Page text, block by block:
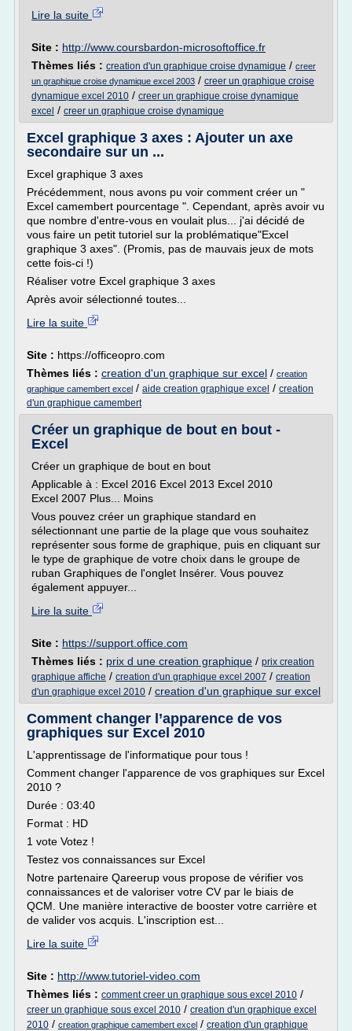
Lire la suite
Site : http://www.coursbardon-microsoftoffice.fr
Thèmes liés : creation d'un graphique croise dynamique / creer
un graphique croise dynamique excel 2003 / creer un graphique croise
dynamique excel 2010 / creer un graphique croise dynamique
excel / creer un graphique croise dynamique
Excel graphique 3 axes : Ajouter un axe
secondaire sur un ...
Excel graphique 3 axes
Précédemment, nous avons pu voir comment créer un "
Excel camembert pourcentage ". Cependant, après avoir vu
que nombre d'entre-vous en voulait plus... j'ai décidé de
vous faire un petit tutoriel sur la problématique"Excel
graphique 3 axes". (Promis, pas de mauvais jeux de mots
cette fois-ci !)
Réaliser votre Excel graphique 3 axes
Après avoir sélectionné toutes...
Lire la suite
Site : https://officeopro.com
Thèmes liés : creation d'un graphique sur excel / creation
graphique camembert excel / aide creation graphique excel / creation
d'un graphique camembert
Créer un graphique de bout en bout -
Excel
Créer un graphique de bout en bout
Applicable à : Excel 2016 Excel 2013 Excel 2010
Excel 2007 Plus... Moins
Vous pouvez créer un graphique standard en
sélectionnant une partie de la plage que vous souhaitez
représenter sous forme de graphique, puis en cliquant sur
le type de graphique de votre choix dans le groupe de
ruban Graphiques de l'onglet Insérer. Vous pouvez
également appuyer...
Lire la suite
Site : https://support.office.com
Thèmes liés : prix d une creation graphique / prix creation
graphique affiche / creation d'un graphique excel 2007 / creation
d'un graphique excel 2010 / creation d'un graphique sur excel
Comment changer l’apparence de vos
graphiques sur Excel 2010
L'apprentissage de l'informatique pour tous !
Comment changer l'apparence de vos graphiques sur Excel
2010 ?
Durée : 03:40
Format : HD
1 vote Votez !
Testez vos connaissances sur Excel
Notre partenaire Qareerup vous propose de vérifier vos
connaissances et de valoriser votre CV par le biais de
QCM. Une manière interactive de booster votre carrière et
de valider vos acquis. L'inscription est...
Lire la suite
Site : http://www.tutoriel-video.com
Thèmes liés : comment creer un graphique sous excel 2010 /
creer un graphique sous excel 2010 / creation d'un graphique excel
2010 / creation graphique camembert excel / creation d'un graphique